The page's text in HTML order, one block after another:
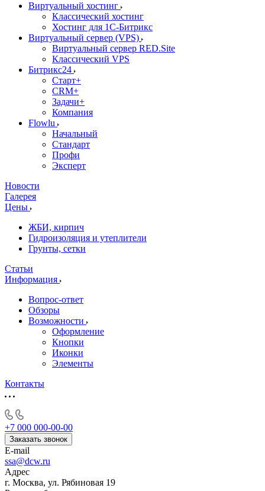
Виртуальный хостинг
Классический хостинг
Хостинг для 1С-Битрикс
Виртуальный сервер (VPS)
Виртуальный сервер RED.Site
Классический VPS
Битрикс24
Старт+
CRM+
Задачи+
Компания
Flowlu
Начальный
Стандарт
Профи
Эксперт
Новости
Галерея
Цены
ЖБИ, кирпич
Гидроизоляция и утеплители
Грунты, сетки
Статьи
Информация
Вопрос-ответ
Обзоры
Возможности
Оформление
Кнопки
Иконки
Элементы
Контакты
+7 000 000-00-00
Заказать звонок
E-mail
ssa@dcw.ru
Адрес
г. Москва, ул. Рябиновая 19